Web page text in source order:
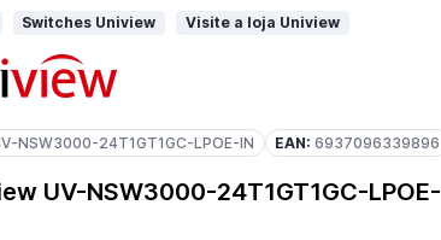
Switches Uniview Visite a loja Uniview
NSW3000-24T1GT1GC-LPOE-IN EAN: 6937096339896
UV-NSW3000-24T1GT1GC-LPOE-